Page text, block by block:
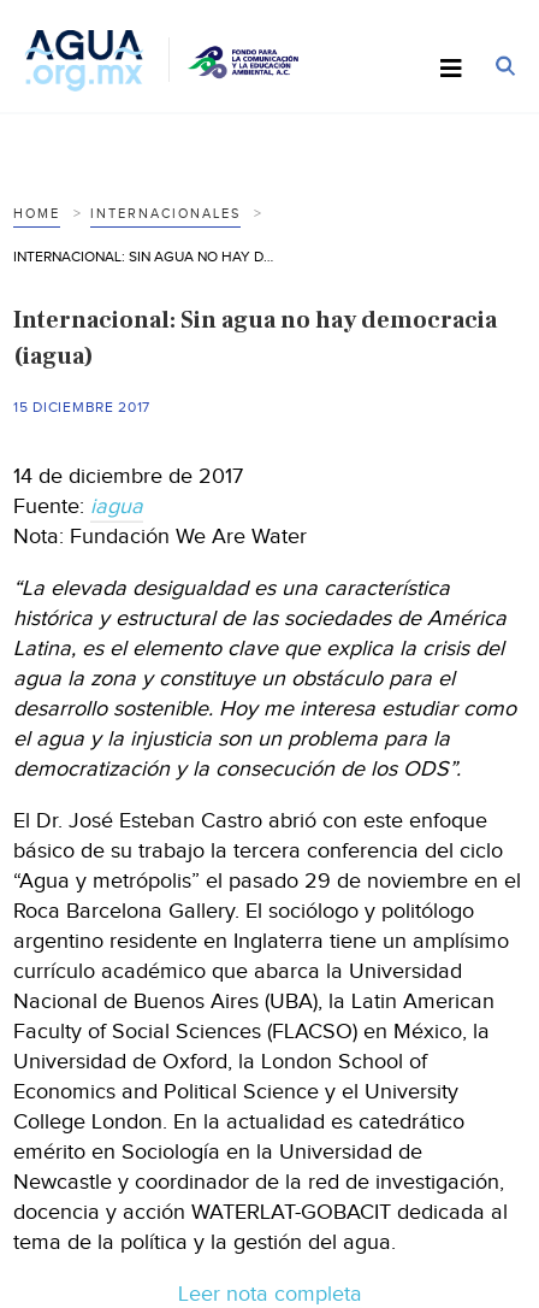
HOME INTERNACIONALES
Internacional: Sin agua no hay democracia
(iagua)
15 DICIEMBRE 2017
14 de diciembre de 2017
Fuente: iagua
Nota: Fundación We Are Water
“La elevada desigualdad es una característica
histórica y estructural de las sociedades de América
Latina, es el elemento clave que explica la crisis del
agua la zona y constituye un obstáculo para el
desarrollo sostenible. Hoy me interesa estudiar como
el agua y la injusticia son un problema para la
democratización y la consecución de los ODS”.
El Dr. José Esteban Castro abrió con este enfoque
básico de su trabajo la tercera conferencia del ciclo
“Agua y metrópolis” el pasado 29 de noviembre en el
Roca Barcelona Gallery. El sociólogo y politólogo
argentino residente en Inglaterra tiene un amplísimo
currículo académico que abarca la Universidad
Nacional de Buenos Aires (UBA), la Latin American
Faculty of Social Sciences (FLACSO) en México, la
Universidad de Oxford, la London School of
Economics and Political Science y el University
College London. En la actualidad es catedrático
emérito en Sociología en la Universidad de
Newcastle y coordinador de la red de investigación,
docencia y acción WATERLAT-GOBACIT dedicada al
tema de la política y la gestión del agua.
Leer nota completa